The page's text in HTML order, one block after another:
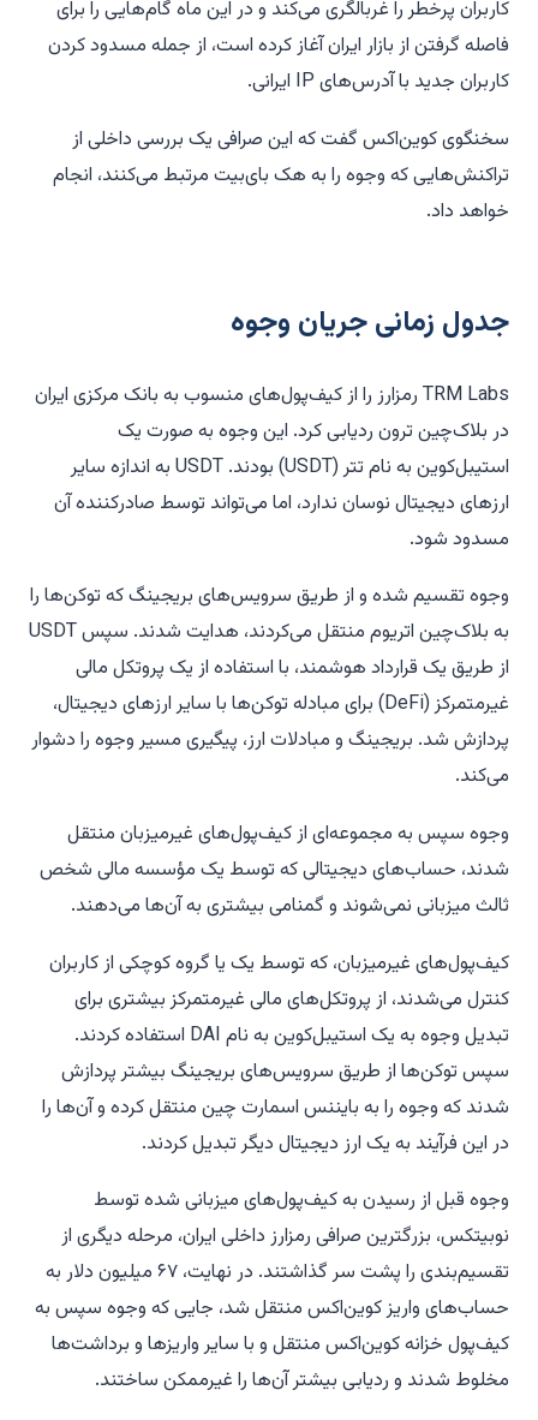
کاربران پرخطر را غربالگری می‌کند و در این ماه گام‌هایی را برای
فاصله گرفتن از بازار ایران آغاز کرده است، از جمله مسدود کردن
کاربران جدید با آدرس‌های IP ایرانی.
سخنگوی کوین‌اکس گفت که این صرافی یک بررسی داخلی از
تراکنش‌هایی که وجوه را به هک بای‌بیت مرتبط می‌کنند، انجام
خواهد داد.
جدول زمانی جریان وجوه
TRM Labs رمزارز را از کیف‌پول‌های منسوب به بانک مرکزی ایران
در بلاک‌چین ترون ردیابی کرد. این وجوه به صورت یک
استیبل‌کوین به نام تتر (USDT) بودند. USDT به اندازه سایر
ارزهای دیجیتال نوسان ندارد، اما می‌تواند توسط صادرکننده آن
مسدود شود.
وجوه تقسیم شده و از طریق سرویس‌های بریجینگ که توکن‌ها را
به بلاک‌چین اتریوم منتقل می‌کردند، هدایت شدند. سپس USDT
از طریق یک قرارداد هوشمند، با استفاده از یک پروتکل مالی
غیرمتمرکز (DeFi) برای مبادله توکن‌ها با سایر ارزهای دیجیتال،
پردازش شد. بریجینگ و مبادلات ارز، پیگیری مسیر وجوه را دشوار
می‌کند.
وجوه سپس به مجموعه‌ای از کیف‌پول‌های غیرمیزبان منتقل
شدند، حساب‌های دیجیتالی که توسط یک مؤسسه مالی شخص
ثالث میزبانی نمی‌شوند و گمنامی بیشتری به آن‌ها می‌دهند.
کیف‌پول‌های غیرمیزبان، که توسط یک یا گروه کوچکی از کاربران
کنترل می‌شدند، از پروتکل‌های مالی غیرمتمرکز بیشتری برای
تبدیل وجوه به یک استیبل‌کوین به نام DAI استفاده کردند.
سپس توکن‌ها از طریق سرویس‌های بریجینگ بیشتر پردازش
شدند که وجوه را به بایننس اسمارت چین منتقل کرده و آن‌ها را
در این فرآیند به یک ارز دیجیتال دیگر تبدیل کردند.
وجوه قبل از رسیدن به کیف‌پول‌های میزبانی شده توسط
نوبیتکس، بزرگترین صرافی رمزارز داخلی ایران، مرحله دیگری از
تقسیم‌بندی را پشت سر گذاشتند. در نهایت، ۶۷ میلیون دلار به
حساب‌های واریز کوین‌اکس منتقل شد، جایی که وجوه سپس به
کیف‌پول خزانه کوین‌اکس منتقل و با سایر واریزها و برداشت‌ها
مخلوط شدند و ردیابی بیشتر آن‌ها را غیرممکن ساختند.